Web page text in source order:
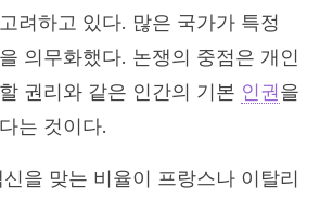
려하고 있다. 많은 국가가 특정
의무화했다. 논쟁의 중점은 개인
권리와 같은 인간의 기본 인권을
는 것이다.
을 맞는 비율이 프랑스나 이탈리